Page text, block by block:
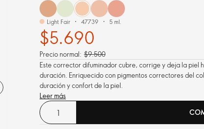
Light Fair 47739 5 ml.
$5.690
Precio normal: $9.500
Este corrector difuminador cubre, corrige y deja la
duración. Enriquecido con pigmentos correctores del
duración y confort de la piel.
Leer más